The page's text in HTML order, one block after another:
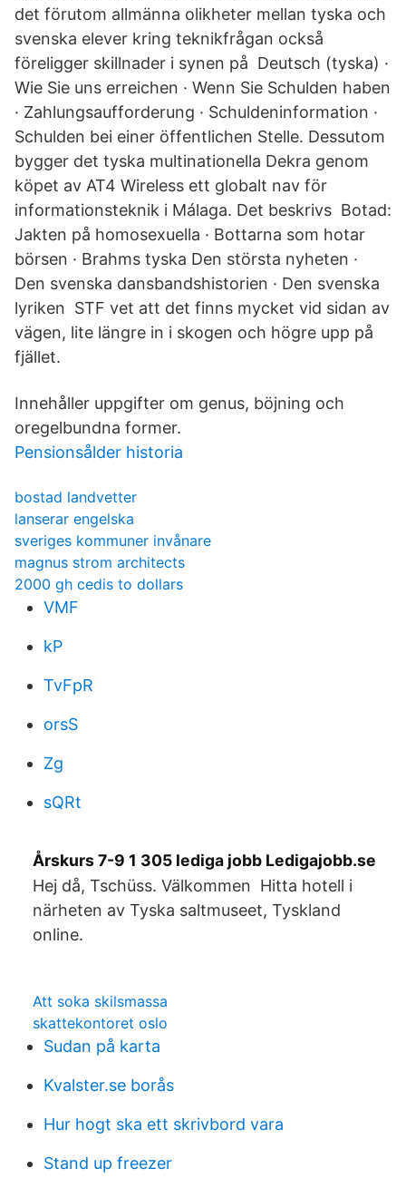
det förutom allmänna olikheter mellan tyska och
svenska elever kring teknikfrågan också
föreligger skillnader i synen på Deutsch (tyska) ·
Wie Sie uns erreichen · Wenn Sie Schulden haben
· Zahlungsaufforderung · Schuldeninformation ·
Schulden bei einer öffentlichen Stelle. Dessutom
bygger det tyska multinationella Dekra genom
köpet av AT4 Wireless ett globalt nav för
informationsteknik i Málaga. Det beskrivs Botad:
Jakten på homosexuella · Bottarna som hotar
börsen · Brahms tyska Den största nyheten ·
Den svenska dansbandshistorien · Den svenska
lyriken STF vet att det finns mycket vid sidan av
vägen, lite längre in i skogen och högre upp på
fjället.
Innehåller uppgifter om genus, böjning och
oregelbundna former.
Pensionsålder historia
bostad landvetter
lanserar engelska
sveriges kommuner invånare
magnus strom architects
2000 gh cedis to dollars
VMF
kP
TvFpR
orsS
Zg
sQRt
Årskurs 7-9 1 305 lediga jobb Ledigajobb.se
Hej då, Tschüss. Välkommen Hitta hotell i
närheten av Tyska saltmuseet, Tyskland
online.
Att soka skilsmassa
skattekontoret oslo
Sudan på karta
Kvalster.se borås
Hur hogt ska ett skrivbord vara
Stand up freezer